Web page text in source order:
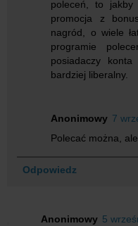
poleceń, to
promocja z
nagród, o wiele
programie
posiadaczy
bardziej liberalny.
Anonimowy 7
Polecać można,
Odpowiedz
Anonimowy 5